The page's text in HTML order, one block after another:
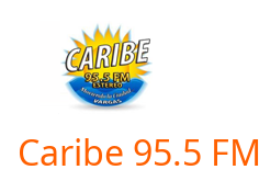
Caribe 95.5 FM